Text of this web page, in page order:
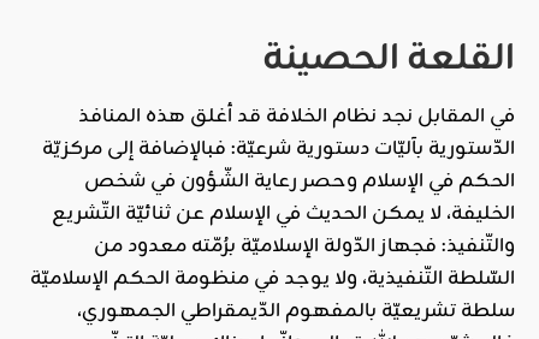
القلعة الحصينة
في المقابل نجد نظام الخلافة قد أغلق هذه المنافذ
الدّستورية بآليّات دستورية شرعيّة: فبالإضافة إلى مركزيّة
الحكم في الإسلام وحصر رعاية الشّؤون في شخص
الخليفة، لا يمكن الحديث في الإسلام عن ثنائيّة التّشريع
والتّنفيذ: فجهاز الدّولة الإسلاميّة برُمّته معدود من
السّلطة التّنفيذية، ولا يوجد في منظومة الحكم الإسلاميّة
سلطة تشريعيّة بالمفهوم الدّيمقراطي الجمهوري،